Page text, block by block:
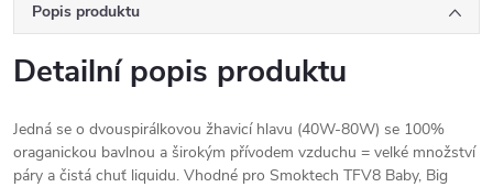
Popis produktu
Detailní popis produktu
Jedná se o dvouspirálkovou žhavicí hlavu (40W-80W) se 100%
oraganickou bavlnou a širokým přívodem vzduchu = velké množství
páry a čistá chuť liquidu. Vhodné pro Smoktech TFV8 Baby, Big